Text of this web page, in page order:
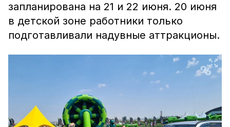
запланирована на 21 и 22 июня. 20 июня
в детской зоне работники только
подготавливали надувные аттракционы.